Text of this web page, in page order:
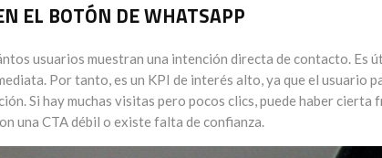
EL BOTÓN DE WHATSAPP
usuarios muestran una intención directa de contacto. Es
Por tanto, es un KPI de interés alto, ya que el usuario
Si hay muchas visitas pero pocos clics, puede haber
una CTA débil o existe falta de confianza.